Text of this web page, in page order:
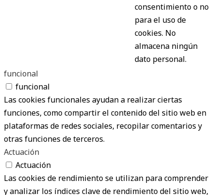
consentimiento o no
para el uso de
cookies. No
almacena ningún
dato personal.
funcional
funcional
Las cookies funcionales ayudan a realizar ciertas
funciones, como compartir el contenido del sitio web en
plataformas de redes sociales, recopilar comentarios y
otras funciones de terceros.
Actuación
Actuación
Las cookies de rendimiento se utilizan para comprender
y analizar los índices clave de rendimiento del sitio web,